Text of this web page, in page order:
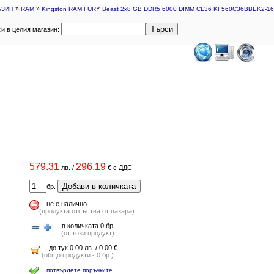
» RAM » Kingston RAM FURY Beast 2x8 GB DDR5 6000 DIMM CL36 KF560C36BBEK2-16
в целия магазин: Търси
579.31 лв. / 296.19 € с ДДС
бр. Добави в количката
- не е налично
(продукта отсъства от пазара)
- в количката 0 бр.
(от този продукт)
- до тук 0.00 лв. / 0.00 €
(общо продукти - 0 бр.)
- потвърдете поръчките